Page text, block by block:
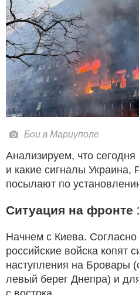
Бои в Мариуполе
Анализируем, что
и какие сигналы Украина,
посылают по
Ситуация на фронте
Начнем с Киева.
российские войска копят
наступления на Бровары
левый берег Днепра) и